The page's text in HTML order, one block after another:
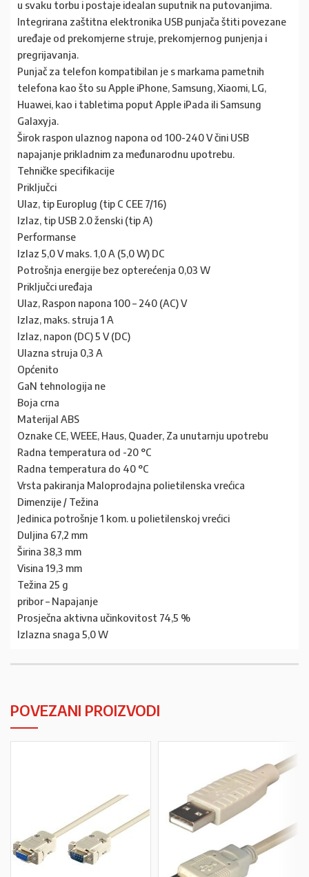
u svaku torbu i postaje idealan suputnik na putovanjima.
Integrirana zaštitna elektronika USB punjača štiti povezane
uređaje od prekomjerne struje, prekomjernog punjenja i
pregrijavanja.
Punjač za telefon kompatibilan je s markama pametnih
telefona kao što su Apple iPhone, Samsung, Xiaomi, LG,
Huawei, kao i tabletima poput Apple iPada ili Samsung
Galaxyja.
Širok raspon ulaznog napona od 100-240 V čini USB
napajanje prikladnim za međunarodnu upotrebu.
Tehničke specifikacije
Priključci
Ulaz, tip Europlug (tip C CEE 7/16)
Izlaz, tip USB 2.0 ženski (tip A)
Performanse
Izlaz 5,0 V maks. 1,0 A (5,0 W) DC
Potrošnja energije bez opterećenja 0,03 W
Priključci uređaja
Ulaz, Raspon napona 100 – 240 (AC) V
Izlaz, maks. struja 1 A
Izlaz, napon (DC) 5 V (DC)
Ulazna struja 0,3 A
Općenito
GaN tehnologija ne
Boja crna
Materijal ABS
Oznake CE, WEEE, Haus, Quader, Za unutarnju upotrebu
Radna temperatura od -20 °C
Radna temperatura do 40 °C
Vrsta pakiranja Maloprodajna polietilenska vrećica
Dimenzije / Težina
Jedinica potrošnje 1 kom. u polietilenskoj vrećici
Duljina 67,2 mm
Širina 38,3 mm
Visina 19,3 mm
Težina 25 g
pribor – Napajanje
Prosječna aktivna učinkovitost 74,5 %
Izlazna snaga 5,0 W
POVEZANI PROIZVODI